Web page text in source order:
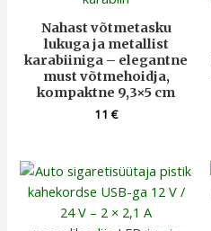
Nahast võtmetasku
lukuga ja metallist
karabiiniga – elegantne
must võtmehoidja,
kompaktne 9,3×5 cm
11€